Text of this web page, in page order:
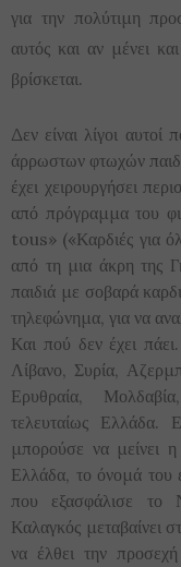
για την πολύτιμη
αυτός και αν μένει
βρίσκεται.
Δεν είναι λίγοι
άρρωστων φτωχών
έχει χειρουργήσει
από πρόγραμμα του
tous» («Καρδιές για
από τη μια άκρη της
παιδιά με σοβαρά
τηλεφώνημα, για να
Και πού δεν έχει
Λίβανο, Συρία,
Ερυθραία,
τελευταίως
μπορούσε να μείνει
Ελλάδα, το όνομά του
που εξασφάλισε
Καλαγκός μεταβαίνει
να έλθει την